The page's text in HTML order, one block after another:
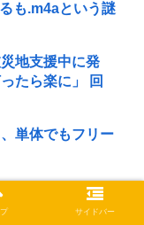
も.m4aという謎
地支援中に発
たら楽に」 回
単体でもフリー
頭おかしいんじ
サイドバー